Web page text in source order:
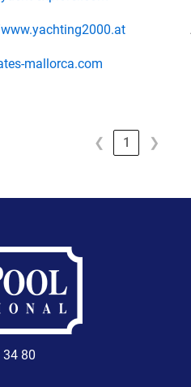
mallorca.com
❮ 1 ❯
80